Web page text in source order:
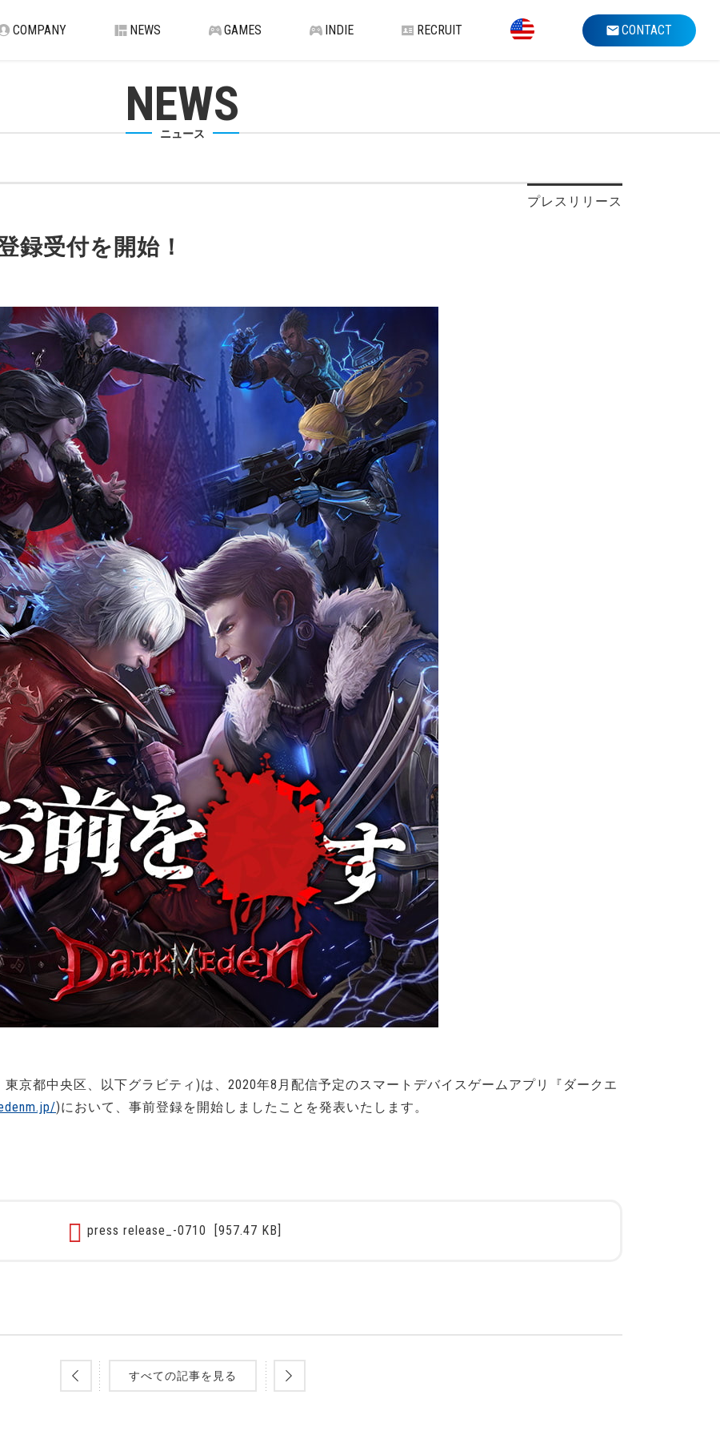
COMPANY NEWS GAMES INDIE RECRUIT CONTACT
NEWS
ニュース
プレスリリース
録受付を開始！
京都中央区、以下グラビティ)は、2020年8月配信予定のスマートデバイスゲームアプリ『ダークエ
)において、事前登録を開始しましたことを発表いたします。
press release_-0710 [957.47 KB]
すべての記事を見る